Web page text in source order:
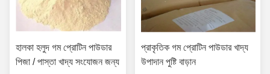
হালকা হলুদ গম প্রোটিন পাউডার
পিজা / পাস্তা খাদ্য সংযোজন জন্য
প্রাকৃতিক গম প্রোটিন পাউডার খাদ্য
উপাদান পুষ্টি বাড়ান